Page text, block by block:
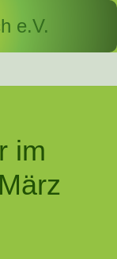
e.V.
im